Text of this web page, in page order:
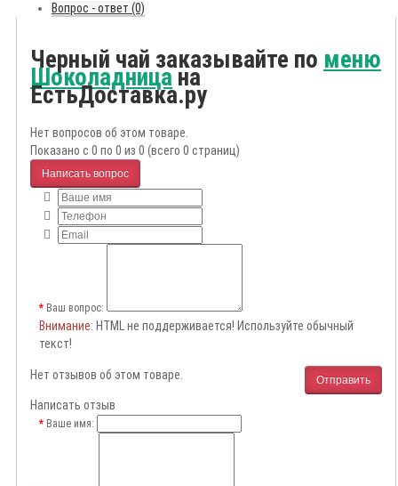
Вопрос - ответ (0)
Черный чай заказывайте по меню
Шоколадницана
ЕстьДоставка.ру
Нет вопросов об этом товаре.
Показано с 0 по 0 из 0 (всего 0 страниц)
Написать вопрос
Ваш вопрос:
Внимание: HTML не поддерживается! Используйте обычный
текст!
Отправить
Нет отзывов об этом товаре.
Написать отзыв
Ваше имя: